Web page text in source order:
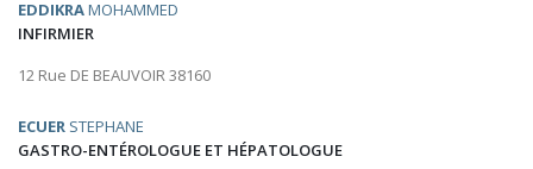
EDDIKRAMOHAMMED
INFIRMIER
12 Rue DE BEAUVOIR 38160
ECUER STEPHANE
GASTRO-ENTÉROLOGUE ET HÉPATOLOGUE